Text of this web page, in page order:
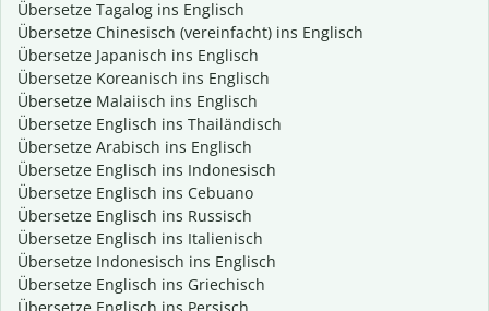
Übersetze Tagalog ins Englisch
Übersetze Chinesisch (vereinfacht) ins Englisch
Übersetze Japanisch ins Englisch
Übersetze Koreanisch ins Englisch
Übersetze Malaiisch ins Englisch
Übersetze Englisch ins Thailändisch
Übersetze Arabisch ins Englisch
Übersetze Englisch ins Indonesisch
Übersetze Englisch ins Cebuano
Übersetze Englisch ins Russisch
Übersetze Englisch ins Italienisch
Übersetze Indonesisch ins Englisch
Übersetze Englisch ins Griechisch